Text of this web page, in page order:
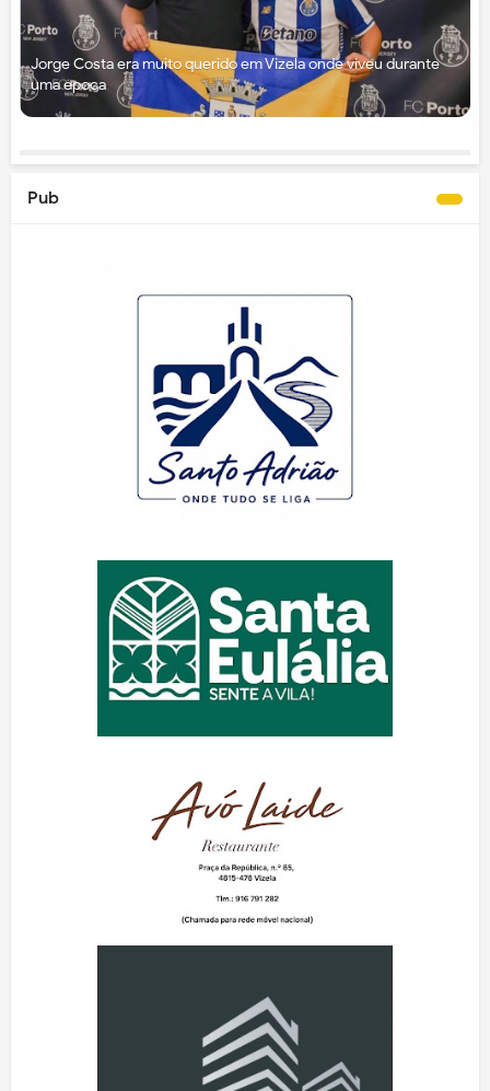
Jorge Costa era muito querido em Vizela onde viveu durante
uma época
Pub